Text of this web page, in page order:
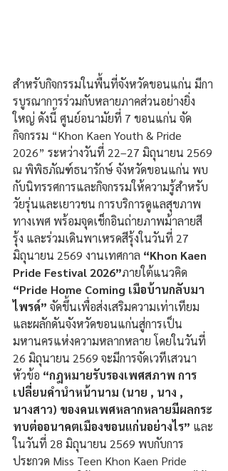
สำหรับกิจกรรมในพื้นที่จังหวัดขอนแก่น มีกา
รบูรณาการร่วมกับหลายภาคส่วนอย่างยิ่ง
ใหญ่ ดังนี้ ศูนย์อนามัยที่ 7 ขอนแก่น จัด
กิจกรรม “Khon Kaen Youth & Pride
2026” ระหว่างวันที่ 22–27 มิถุนายน 2569
ณ พิพิธภัณฑ์ธนารักษ์ จังหวัดขอนแก่น พบ
กับนิทรรศการและกิจกรรมให้ความรู้สำหรับ
วัยรุ่นและเยาวชน การบริการดูแลสุขภาพ
ทางเพศ พร้อมจุดเช็กอินถ่ายภาพม้าลายสี
รุ้ง และร่วมเดินพาเหรดสีรุ้งในวันที่ 27
มิถุนายน 2569 งานเทศกาล “Khon Kaen
Pride Festival 2026”ภายใต้แนวคิด
“Pride Home Coming เมือบ้านกลับมา
ไพรด์” จัดขึ้นเพื่อส่งเสริมความเท่าเทียม
และผลักดันจังหวัดขอนแก่นสู่การเป็น
มหานครแห่งความหลากหลาย โดยในวันที่
26 มิถุนายน 2569 จะมีการจัดเวทีเสวนา
หัวข้อ “กฎหมายรับรองเพศสภาพ การ
เปลี่ยนคำนำหน้านาม (นาย , นาง ,
นางสาว) ของคนเพศหลากหลายมีผลกระ
ทบต่ออนาคตเมืองขอนแก่นอย่างไร” และ
ในวันที่ 28 มิถุนายน 2569 พบกับการ
ประกวด Miss Teen Khon Kaen Pride